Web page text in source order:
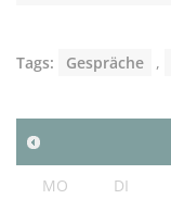
Tags: Gespräche ,
MO DI